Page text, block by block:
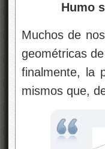
Humo
Muchos de
geométricas
finalmente, la
mismos que,